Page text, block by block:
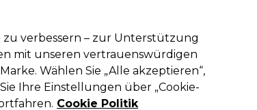
Kosmetik Herrenfriseur Inspiration Die
zu verbessern – zur Unterstützung
mit unseren vertrauenswürdigen
Wählen Sie „Alle akzeptieren“,
Ihre Einstellungen über „Cookie-
Cookie Politik